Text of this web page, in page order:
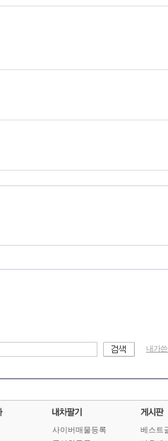
내가
사이버매물등록
베스트